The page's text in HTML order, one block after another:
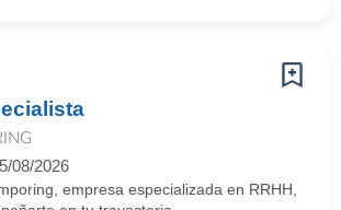
08/2026
empresa especializada en RRHH,